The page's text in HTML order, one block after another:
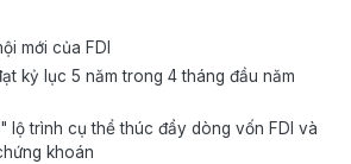
mới của FDI
kỷ lục 5 năm trong 4 tháng đầu năm
lộ trình cụ thể thúc đẩy dòng vốn FDI và
khoán